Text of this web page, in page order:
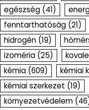
egészség (41)
fenntarthatóság (21)
hidrogén (19)
izoméria (25)
kémia (609) kémiai
kémiai szerkezet (19)
környezetvédelem